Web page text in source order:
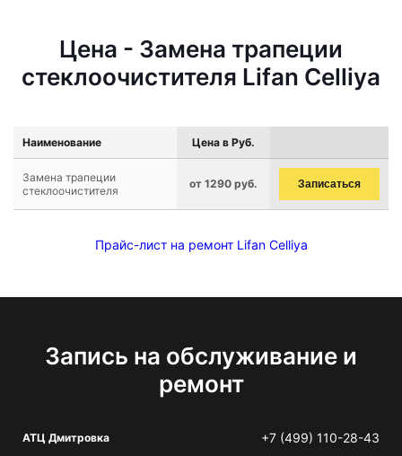
Цена - Замена трапеции
стеклоочистителя Lifan Celliya
Наименование Цена в Руб.
Замена трапеции
стеклоочистителя
от 1290 руб. Записаться
Прайс-лист на ремонт Lifan Celliya
Запись на обслуживание и
ремонт
АТЦ Дмитровка +7 (499) 110-28-43